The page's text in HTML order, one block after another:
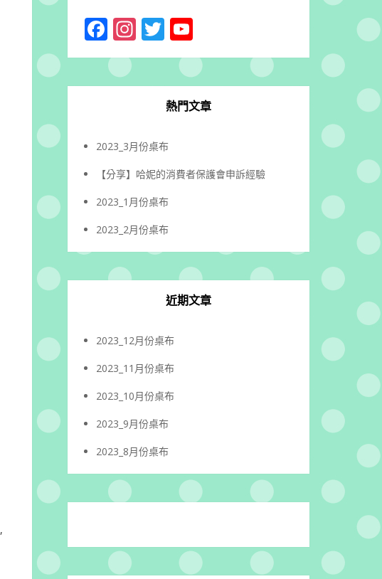
,
Facebook
Instagram
Twitter
Channel
熱門文章
2023_3月份桌布
【分享】哈妮的消費者保護會申訴經驗
2023_1月份桌布
2023_2月份桌布
近期文章
2023_12月份桌布
2023_11月份桌布
2023_10月份桌布
2023_9月份桌布
2023_8月份桌布